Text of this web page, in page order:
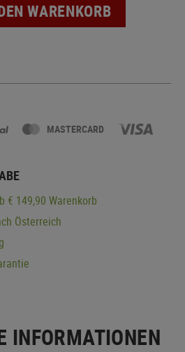
WARENKORB
MASTERCARD
€ 149,90 Warenkorb
Österreich
INFORMATIONEN